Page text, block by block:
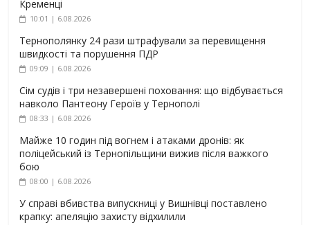
Кременці
10:01 | 6.08.2026
Тернополянку 24 рази штрафували за перевищення
швидкості та порушення ПДР
09:09 | 6.08.2026
Сім судів і три незавершені поховання: що відбувається
навколо Пантеону Героїв у Тернополі
08:33 | 6.08.2026
Майже 10 годин під вогнем і атаками дронів: як
поліцейський із Тернопільщини вижив після важкого
бою
08:00 | 6.08.2026
У справі вбивства випускниці у Вишнівці поставлено
крапку: апеляцію захисту відхилили